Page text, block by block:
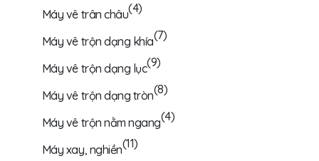
Máy vê trân châu(4)
Máy vê trộn dạng khía(7)
Máy vê trộn dạng lục(9)
Máy vê trộn dạng tròn(8)
Máy vê trộn nằm ngang(4)
Máy xay, nghiền(11)